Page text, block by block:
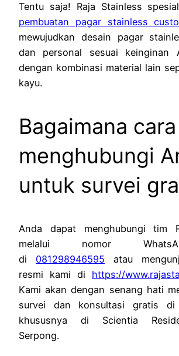
Tentu saja! Raja Stainless
pembuatan pagar stainless
mewujudkan desain pagar
dan personal sesuai keinginan
dengan kombinasi material lain
kayu.
Bagaimana cara
menghubungi
untuk survei
Anda dapat menghubungi tim
melalui nomor
di 081298946595 atau
resmi kami di https://
Kami akan dengan senang hati
survei dan konsultasi gratis di
khususnya di Scientia
Serpong.